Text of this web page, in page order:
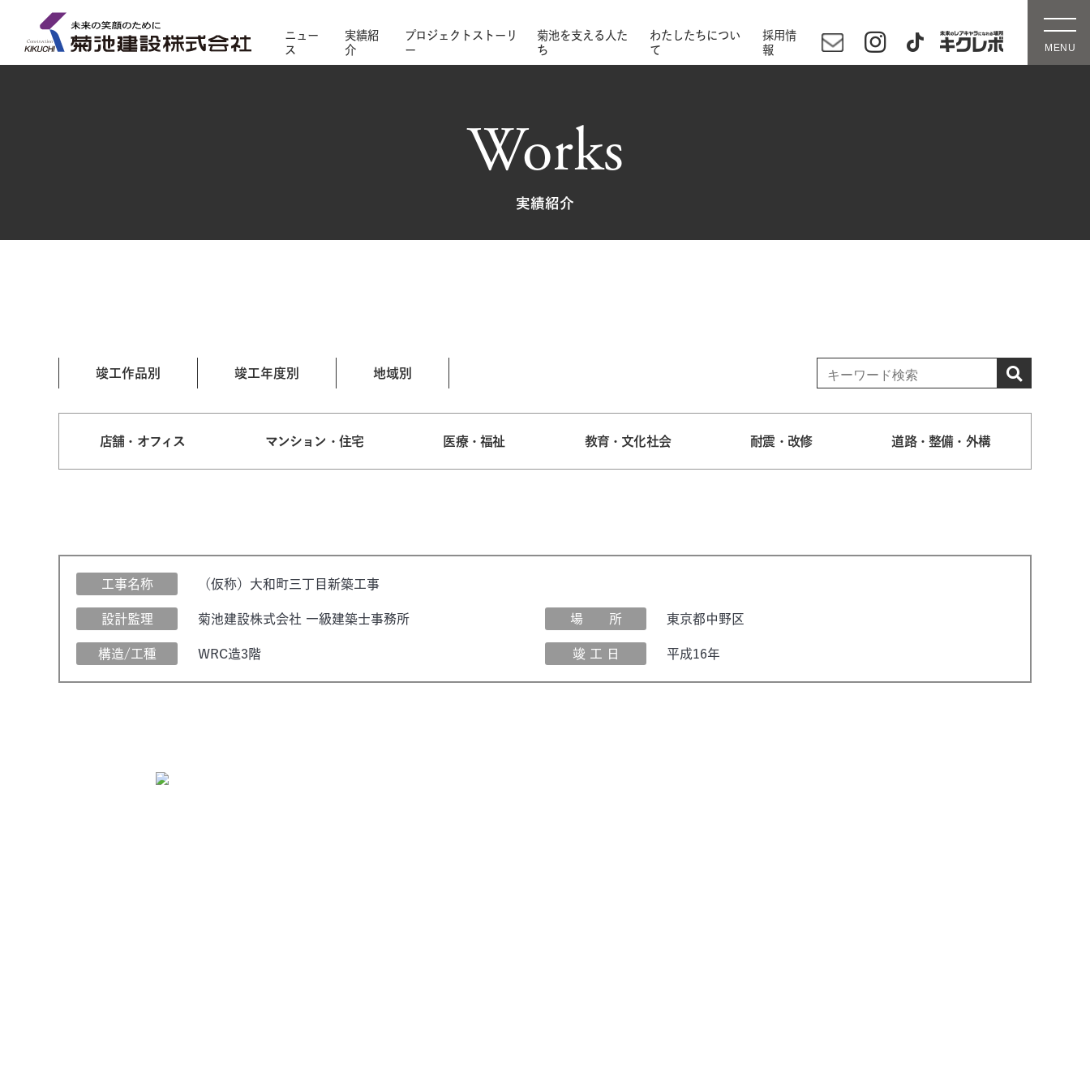
ニュー
ス
実績紹
介
プロジェクトストーリ
ー
菊池を支える人た
ち
わたしたちについ
て
採用情
報
Works
実績紹介
竣工作品別 竣工年度別 地域別
店舗・オフィス マンション・住宅 医療・福祉 教育・文化社会 耐震・改修 道路・整備・外構
工事名称 （仮称）大和町三丁目新築工事
設計監理 菊池建設株式会社 一級建築士事務所 場 所 東京都中野区
構造/工種 WRC造3階 竣 工 日 平成16年